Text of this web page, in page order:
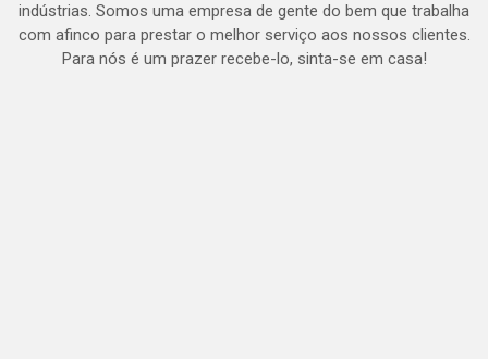
indústrias. Somos uma empresa de gente do bem que trabalha
com afinco para prestar o melhor serviço aos nossos clientes.
Para nós é um prazer recebe-lo, sinta-se em casa!